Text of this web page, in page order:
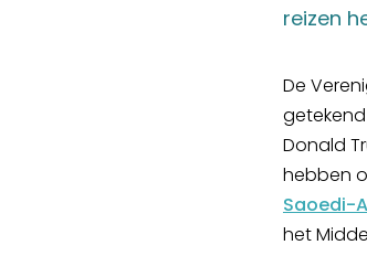
reizen
De
Donald
hebben
Saoedi-
het